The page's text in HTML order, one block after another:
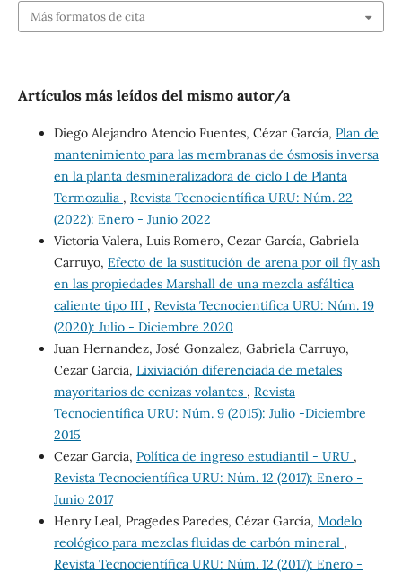
Más formatos de cita
Artículos más leídos del mismo autor/a
Diego Alejandro Atencio Fuentes, Cézar García, Plan de
mantenimiento para las membranas de ósmosis inversa
en la planta desmineralizadora de ciclo I de Planta
Termozulia , Revista Tecnocientífica URU: Núm. 22
(2022): Enero - Junio 2022
Victoria Valera, Luis Romero, Cezar García, Gabriela
Carruyo, Efecto de la sustitución de arena por oil fly ash
en las propiedades Marshall de una mezcla asfáltica
caliente tipo III , Revista Tecnocientífica URU: Núm. 19
(2020): Julio - Diciembre 2020
Juan Hernandez, José Gonzalez, Gabriela Carruyo,
Cezar Garcia, Lixiviación diferenciada de metales
mayoritarios de cenizas volantes , Revista
Tecnocientífica URU: Núm. 9 (2015): Julio -Diciembre
2015
Cezar Garcia, Política de ingreso estudiantil - URU ,
Revista Tecnocientífica URU: Núm. 12 (2017): Enero -
Junio 2017
Henry Leal, Pragedes Paredes, Cézar García, Modelo
reológico para mezclas fluidas de carbón mineral ,
Revista Tecnocientífica URU: Núm. 12 (2017): Enero -